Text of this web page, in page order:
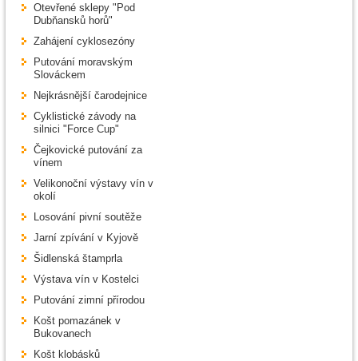
Otevřené sklepy "Pod
Dubňansků horů"
Zahájení cyklosezóny
Putování moravským
Slováckem
Nejkrásnější čarodejnice
Cyklistické závody na
silnici "Force Cup"
Čejkovické putování za
vínem
Velikonoční výstavy vín v
okolí
Losování pivní soutěže
Jarní zpívání v Kyjově
Šidlenská štamprla
Výstava vín v Kostelci
Putování zimní přírodou
Košt pomazánek v
Bukovanech
Košt klobásků